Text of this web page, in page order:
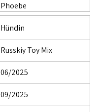
Phoebe
Hündin
Russkiy Toy Mix
06/2025
09/2025